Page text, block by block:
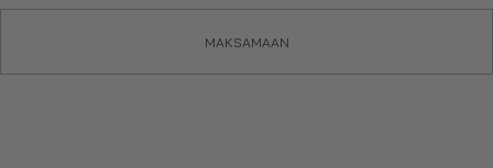
MAKSAMAAN